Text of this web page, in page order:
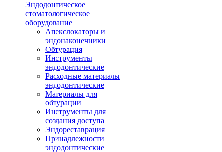
Эндодонтическое
стоматологическое
оборудование
Апекслокаторы и
эндонаконечники
Обтурация
Инструменты
эндодонтические
Расходные материалы
эндодонтические
Материалы для
обтурации
Инструменты для
создания доступа
Эндореставрация
Принадлежности
эндодонтические